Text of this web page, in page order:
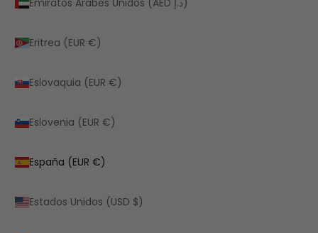
Eritrea (EUR €)
Eslovaquia (EUR €)
Eslovenia (EUR €)
España (EUR €)
Estados Unidos (USD $)